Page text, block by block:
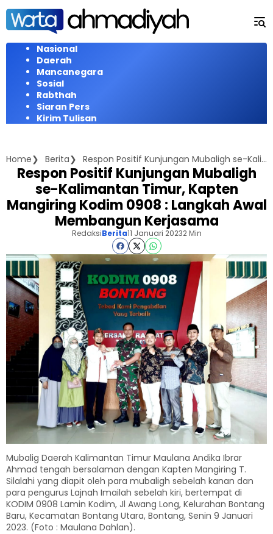
Langsung
konten
Nasional
Daerah
Mancanegara
Sosial
Rabthah
Siaran Pers
Kirim Tulisan
Home Berita Respon Positif Kunjungan Mubaligh se-Kalimantan Timur, Kapten Mangiring Kodim 0908 : Langkah Awal Membangun Kerjasama
Respon Positif Kunjungan Mubaligh
se-Kalimantan Timur, Kapten
Mangiring Kodim 0908 : Langkah Awal
Membangun Kerjasama
RedaksiBerita11 Januari 20232 Min
Mubalig Daerah Kalimantan Timur Maulana Andika Ibrar
Ahmad tengah bersalaman dengan Kapten Mangiring T.
Silalahi yang diapit oleh para mubaligh sebelah kanan dan
para pengurus Lajnah Imailah sebelah kiri, bertempat di
KODIM 0908 Lamin Kodim, Jl Awang Long, Kelurahan Bontang
Baru, Kecamatan Bontang Utara, Bontang, Senin 9 Januari
2023. (Foto : Maulana Dahlan).